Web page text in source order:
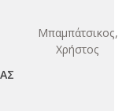
Μπαμπάτσικος,
Χρήστος